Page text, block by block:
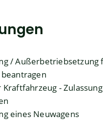
/ Außerbetriebsetzung
Kraftfahrzeug - Zulassung
eines Neuwagens